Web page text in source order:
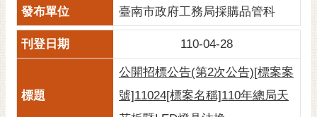
臺南市政府工務局採購品管科
110-04-28
公開招標公告(第2次公告)[標案案
號]11024[標案名稱]110年總局天